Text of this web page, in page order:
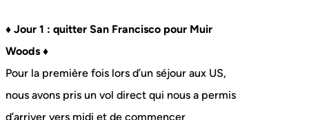
♦ Jour 1 : quitter San Francisco pour Muir
Woods ♦
Pour la première fois lors d’un séjour aux US,
nous avons pris un vol direct qui nous a permis
d’arriver vers midi et de commencer